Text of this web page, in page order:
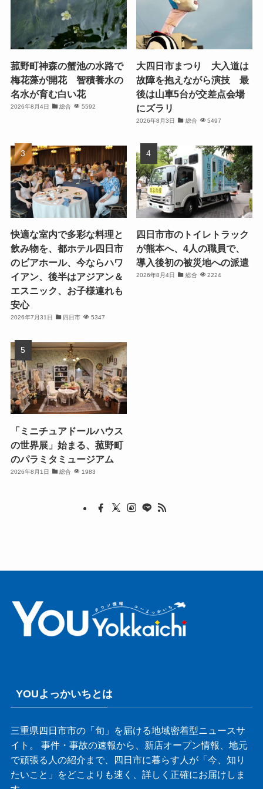
菰野町神森の蟹池の水路で
梅花藻が開花 智積養水の
名水が育む白い花
2026年8月4日 総合 5592
大四日市まつり 大入道は
故障を抱えながら演技 最
後は山車5台が交差点会場
にズラリ
2026年8月3日 総合 5497
快適な室内で多彩な料理と
飲み物を、都ホテル四日市
のビアホール、今ならハワ
イアン、後半はアジアン＆
エスニック、お子様連れも
安心
2026年7月31日 四日市 5347
四日市市のトイレトラック
が熊本へ、4人の職員で、
導入後初の被災地への派遣
2026年8月4日 総合 2224
「ミニチュアドールハウス
の世界展」始まる、菰野町
のパラミタミュージアム
2026年8月1日 総合 1983
YOUよっかいちとは
三重県四日市市の「旬」を届ける地域密着型ニュースサ
イト。 事件・事故の速報から、新店オープン情報、地元
で頑張る人の紹介まで、四日市に暮らす人が「今、知り
たいこと」をどこよりも速く、詳しく正確にお届けしま